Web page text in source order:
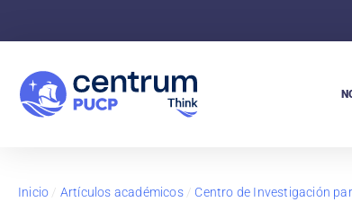
Inicio / Artículos académicos/ Centro de Investigación